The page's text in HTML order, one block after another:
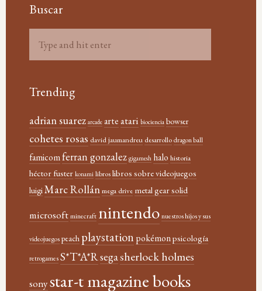
Buscar
Trending
adrian suarez arcade arteatari biociencia bowser
cohetes rosas david jaumandreu desarrollodragon ball
famicomferran gonzalez gigamesh halo historia
héctor fuster konami libroslibros sobre videojuegos
luigiMarc Rollánmega drive metal gear solid
microsoftminecraft nintendonuestros hijos y sus
videojuegospeach playstationpokémonpsicología
retrogamesS*T*A*Rsegasherlock holmes
sonystar-t magazine books